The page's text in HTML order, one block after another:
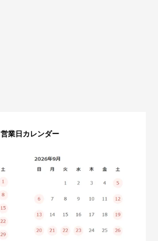
営業日カレンダー